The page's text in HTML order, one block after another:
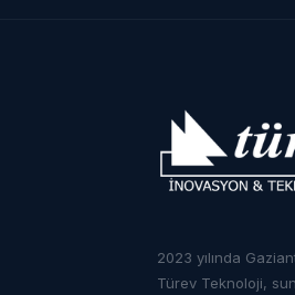
2023 yılında
Türev Teknoloji,